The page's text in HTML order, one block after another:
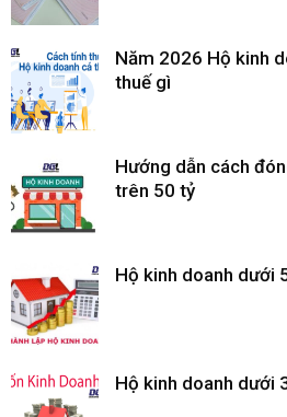
Năm 2026 Hộ kinh
thuế gì
Hướng dẫn cách
trên 50 tỷ
Hộ kinh doanh dưới
Hộ kinh doanh dưới